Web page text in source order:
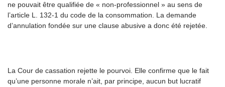
ne pouvait être qualifiée de « non-professionnel » au sens de
l’article L. 132-1 du code de la consommation. La demande
d’annulation fondée sur une clause abusive a donc été rejetée.
La Cour de cassation rejette le pourvoi. Elle confirme que le fait
qu’une personne morale n’ait, par principe, aucun but lucratif